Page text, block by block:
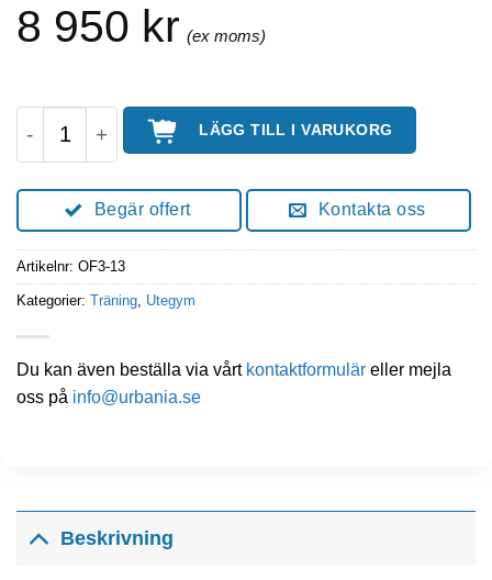
8 950 kr
Stepper - utegym mängdLÄGG TILL I VARUKORG
Begär offert Kontakta oss
Artikelnr: OF3-13
Kategorier: Träning Utegym
Du kan även beställa via vårt kontaktformulär eller mejla
oss på info@urbania.se
Beskrivning